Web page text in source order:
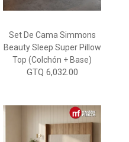
Set De Cama Simmons
Beauty Sleep Super Pillow
Top (colchón + Base)
GTQ 6,032.00